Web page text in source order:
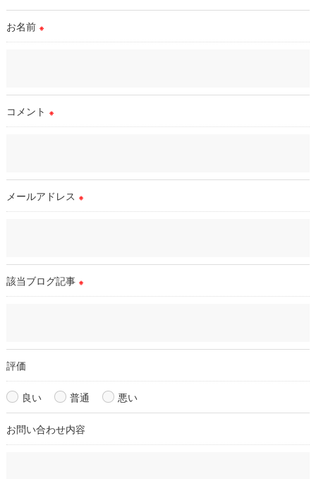
取得した個人情報を第三者に提供することはいたしません。
これらの委託先に対しては個人情報保護契約等の措置をとり、
適切な監督を行います。
理対策を実施します。
＜個人情報の開示･訂正・削除･利用停止の手続について＞
個人情報の開示･訂正･削除・利用停止の具体的手続きにつきま
しては、お電話でお問合せ下さい。
お名前 ※
コメント ※
メールアドレス ※
該当ブログ記事 ※
評価
良い 普通 悪い
お問い合わせ内容